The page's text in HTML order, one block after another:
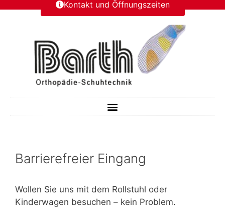
Kontakt und Öffnungszeiten
Barrierefreier Eingang
Wollen Sie uns mit dem Rollstuhl oder
Kinderwagen besuchen – kein Problem.